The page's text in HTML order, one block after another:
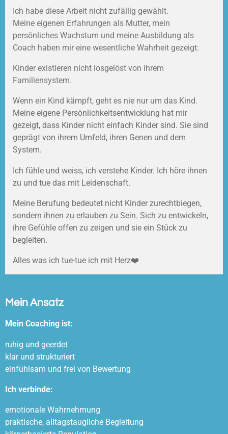
Ich habe diese Arbeit nicht zufällig gewählt.
Meine eigenen Erfahrungen als Mutter, mein
persönliches Wachstum und meine Ausbildung als
Coach haben mir eine wesentliche Wahrheit gezeigt:
Kinder existieren nicht losgelöst von ihrem
Familiensystem.
Wenn ein Kind kämpft, geht es nie nur um das Kind.
Meine eigene Persönlichkeitsentwicklung hat mir
gezeigt, dass Kinder nicht einfach Kinder sind. Sie sind
geprägt von ihrem Umfeld, ihren Genen und dem
System.
Ich fühle und weiss, ich verstehe Kinder. Ich höre ihnen
zu und tue das mit Leidenschaft.
Meine Berufung bedeutet nicht Kinder zurechtbiegen,
sondern ihnen zu erlauben zu Sein. Sich zu entwickeln,
ihre Gefühle offen zu zeigen und sie ein Stück zu
begleiten.
Alles was ich tue-tue ich mit Herz❤️
Mein Ansatz
Mein Coaching ist:
ruhig und geerdet
klar und strukturiert
einfühlsam und frei von Bewertung
Ich verbinde:
emotionale Wahrnehmung
praktische, alltagstaugliche Begleitung